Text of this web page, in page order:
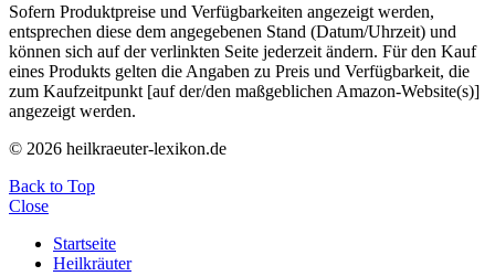
Sofern Produktpreise und Verfügbarkeiten angezeigt werden,
entsprechen diese dem angegebenen Stand (Datum/Uhrzeit) und
können sich auf der verlinkten Seite jederzeit ändern. Für den Kauf
eines Produkts gelten die Angaben zu Preis und Verfügbarkeit, die
zum Kaufzeitpunkt [auf der/den maßgeblichen Amazon-Website(s)]
angezeigt werden.
© 2026 heilkraeuter-lexikon.de
Back to Top
Close
Startseite
Heilkräuter